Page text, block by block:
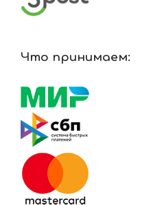
Что принимаем: